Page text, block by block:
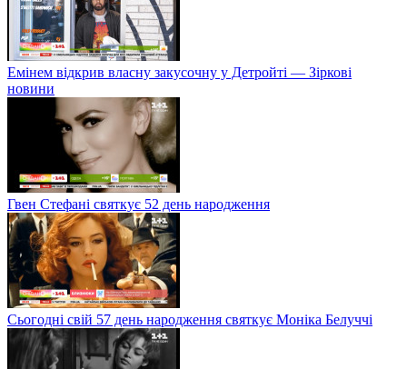
Емінем відкрив власну закусочну у Детройті — Зіркові
новини
Гвен Стефані святкує 52 день народження
Сьогодні свій 57 день народження святкує Моніка Белуччі